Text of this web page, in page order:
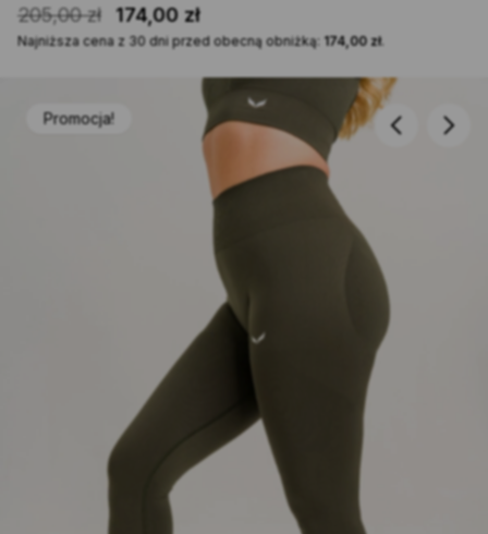
Promocja!
205,00zł
Pierwotna
cena
174,00 złAktualna
cena
174,00 zł.
Najniższa cena z 30 dni przed obecną obniżką: 174,00zł.